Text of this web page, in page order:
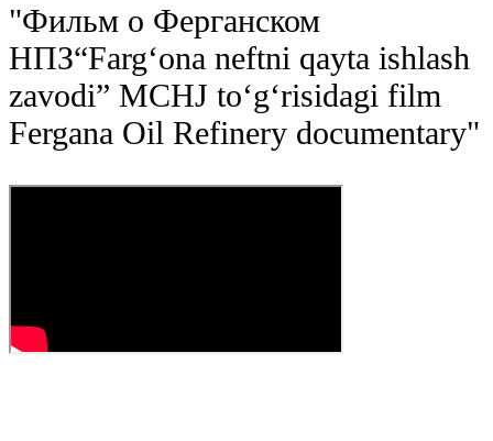
"Фильм о Ферганском
НПЗ“Farg‘ona neftni qayta ishlash
zavodi” MCHJ to‘g‘risidagi film
Fergana Oil Refinery documentary"